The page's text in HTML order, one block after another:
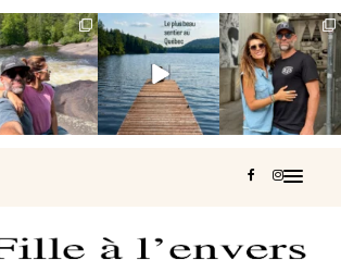
Laurentides,
le Québec
nature.
...
Et si je te disais
qu’il existe un
sentier où tu...
126 37
Montréal, une
très belle
surprise 🇨🇦
442